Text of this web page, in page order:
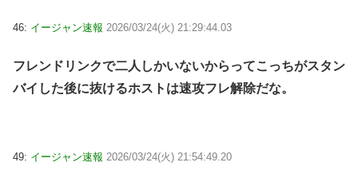
46: イージャン速報 2026/03/24(火) 21:29:44.03
フレンドリンクで二人しかいないからってこっちがスタン
バイした後に抜けるホストは速攻フレ解除だな。
49: イージャン速報 2026/03/24(火) 21:54:49.20